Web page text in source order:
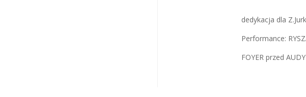
dedykacja dla
Performance:
FOYER przed